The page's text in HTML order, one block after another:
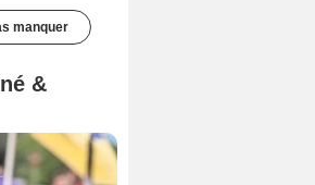
manquer
&